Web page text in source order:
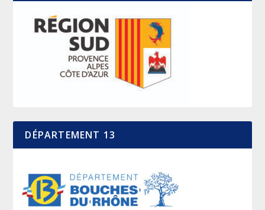
DÉPARTEMENT 13